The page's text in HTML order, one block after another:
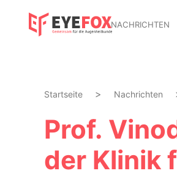
NACHRICHTEN
Startseite Nachrichten
Prof.
der Klinik